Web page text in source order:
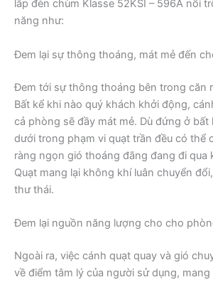
lắp đèn chùm Klasse 52KSI – 596A nổi
năng như:
Đem lại sự thông thoáng, mát mẻ đến
Đem tới sự thông thoáng bên trong căn
Bất kể khi nào quý khách khởi động,
cả phòng sẽ đầy mát mẻ. Dù đứng ở bất
dưới trong phạm vi quạt trần đều có thể
ràng ngọn gió thoáng đãng đang đi qua
Quạt mang lại không khí luân chuyển
thư thái.
Đem lại nguồn năng lượng cho cho
Ngoài ra, việc cánh quạt quay và gió
về điểm tâm lý của người sử dụng, mang